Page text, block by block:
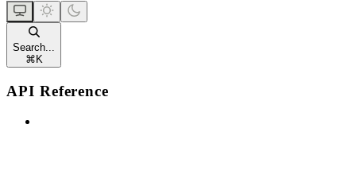
Search...
⌘ K
API Reference